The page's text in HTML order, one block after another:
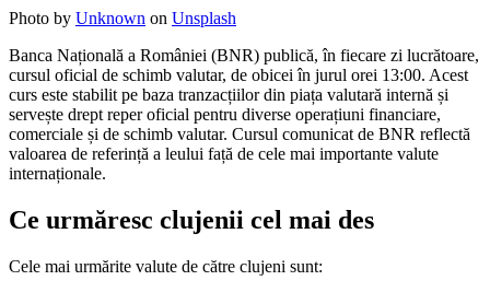
Photo by Unknown on Unsplash
Banca Națională a României (BNR) publică, în fiecare zi lucrătoare,
cursul oficial de schimb valutar, de obicei în jurul orei 13:00. Acest
curs este stabilit pe baza tranzacțiilor din piața valutară internă și
servește drept reper oficial pentru diverse operațiuni financiare,
comerciale și de schimb valutar. Cursul comunicat de BNR reflectă
valoarea de referință a leului față de cele mai importante valute
internaționale.
Ce urmăresc clujenii cel mai des
Cele mai urmărite valute de către clujeni sunt: